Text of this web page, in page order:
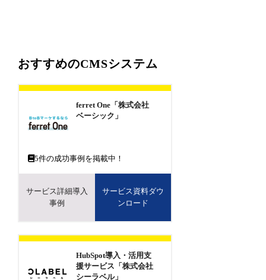
おすすめのCMSシステム
ferret One「株式会社
ベーシック」
5件の成功事例を掲載中！
サービス詳細導入
事例
サービス資料ダウ
ンロード
HubSpot導入・活用支
援サービス「株式会社
シーラベル」